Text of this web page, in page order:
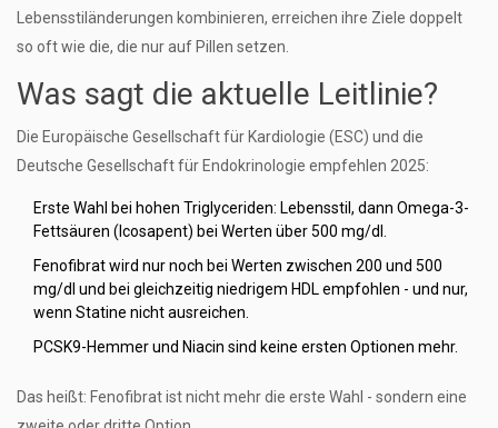
Lebensstiländerungen kombinieren, erreichen ihre Ziele doppelt
so oft wie die, die nur auf Pillen setzen.
Was sagt die aktuelle Leitlinie?
Die Europäische Gesellschaft für Kardiologie (ESC) und die
Deutsche Gesellschaft für Endokrinologie empfehlen 2025:
Erste Wahl bei hohen Triglyceriden: Lebensstil, dann Omega-3-
Fettsäuren (Icosapent) bei Werten über 500 mg/dl.
Fenofibrat wird nur noch bei Werten zwischen 200 und 500
mg/dl und bei gleichzeitig niedrigem HDL empfohlen - und nur,
wenn Statine nicht ausreichen.
PCSK9-Hemmer und Niacin sind keine ersten Optionen mehr.
Das heißt: Fenofibrat ist nicht mehr die erste Wahl - sondern eine